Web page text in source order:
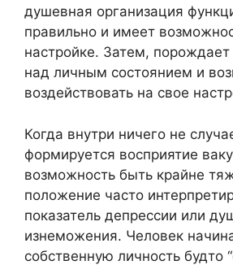
душевная организация
правильно и имеет
настройке. Затем, порождает
над личным состоянием и
воздействовать на свое
Когда внутри ничего не
формируется восприятие
возможность быть крайне
положение часто
показатель депрессии или
изнеможения. Человек
собственную личность будто